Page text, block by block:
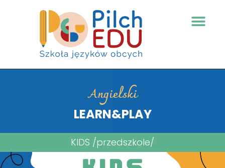
Angielski
LEARN&PLAY
KIDS /przedszkole/